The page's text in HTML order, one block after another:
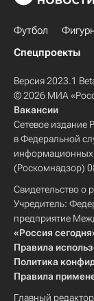
Футбол
Спецпроекты
Версия 2023.1
© 2026 МИА
Вакансии
Сетевое издание
в Федеральной
информационных
(Роскомнадзор)
Свидетельство
Учредитель:
предприятие
«Россия
Правила
Политика
Правила
Главный